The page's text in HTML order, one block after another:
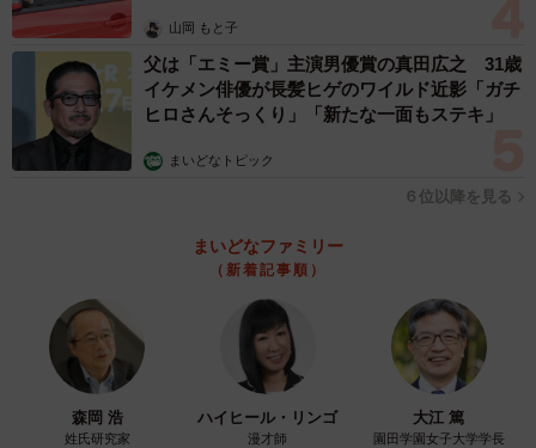
山岡 もと子
父は「エミー賞」主演男優賞の真田広之 31歳
イケメン俳優が長髪ヒゲのワイルド近影「ガチ
ヒロさんそっくり」「新たな一面もステキ」
まいどなトピック
６位以降を見る
まいどなファミリー
（新着記事順）
森岡 浩
姓氏研究家
ハイヒール・リンゴ
漫才師
大江 篤
園田学園女子大学学長